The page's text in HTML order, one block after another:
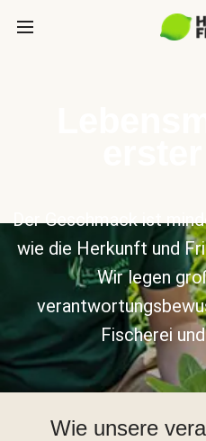
Der Geschmack ist
wie die Herkunft und
Wir legen
Fischerei
Wie unsere